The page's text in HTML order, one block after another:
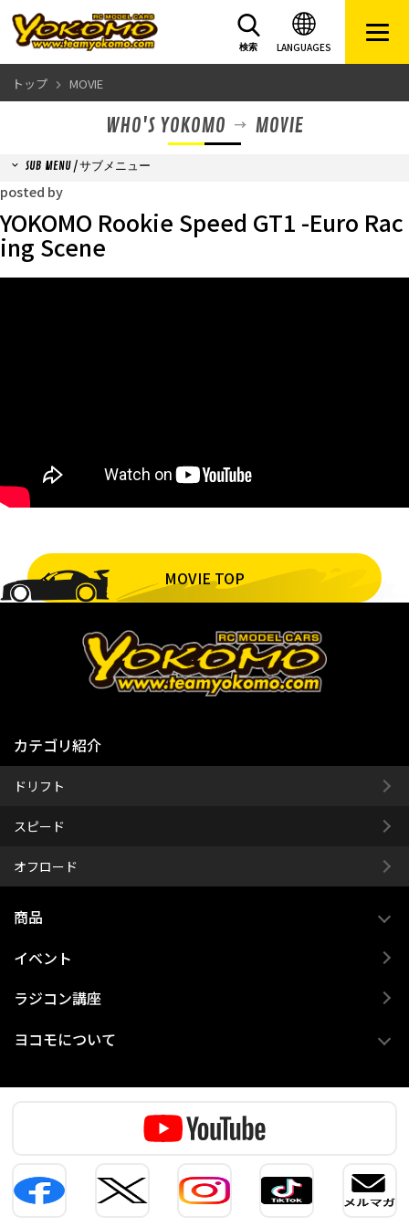
LANGUAGES
検索
トップ MOVIE
WHO'S YOKOMO MOVIE
SUB MENU / サブメニュー
posted by
YOKOMO Rookie Speed GT1 -Euro Rac
ing Scene
MOVIE TOP
カテゴリ紹介
ドリフト
スピード
オフロード
商品
イベント
ラジコン講座
ヨコモについて